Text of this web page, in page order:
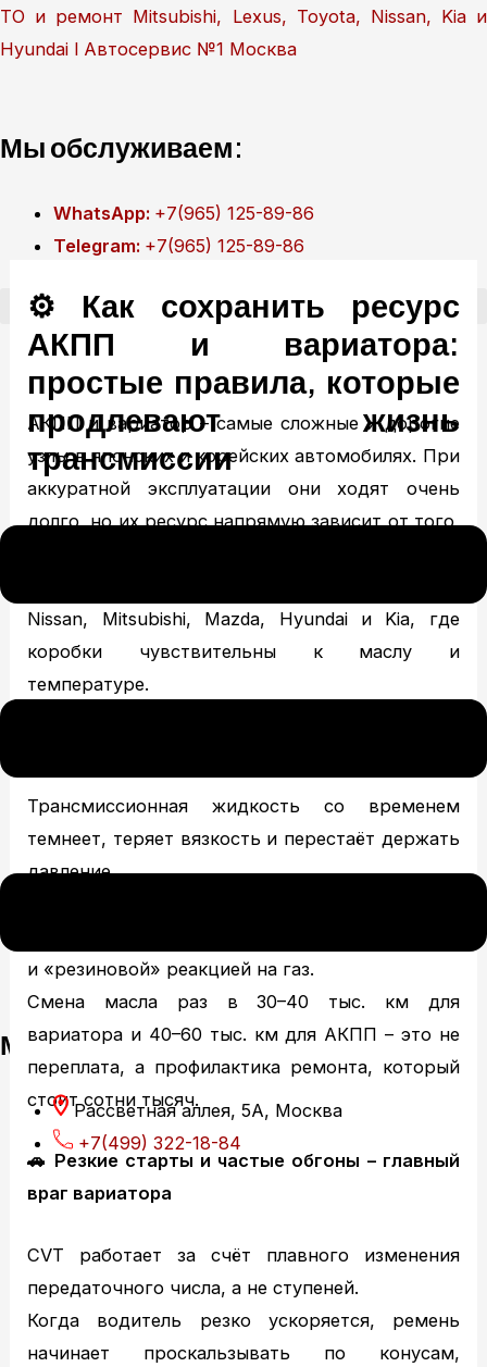
Перейти
к
ТО и ремонт Mitsubishi, Lexus, Toyota, Nissan, Kia и
Hyundai l Автосервис №1 Москва
Мы обслуживаем:
WhatsApp: +7(965) 125-89-86
Telegram: +7(965) 125-89-86
Рассветная аллея, 5А, Москва
+7(499) 322-18-84
Мы обслуживаем:
Рассветная аллея, 5А, Москва
+7(499) 322-18-84
⚙️ Как сохранить ресурс
АКПП и вариатора:
простые правила, которые
продлевают жизнь
трансмиссии
АКПП и вариатор – самые сложные и дорогие
узлы в японских и корейских автомобилях. При
аккуратной эксплуатации они ходят очень
долго, но их ресурс напрямую зависит от того,
Nissan, Mitsubishi, Mazda, Hyundai и Kia, где
коробки чувствительны к маслу и
температуре.
Трансмиссионная жидкость со временем
темнеет, теряет вязкость и перестаёт держать
давление.
и «резиновой» реакцией на газ.
Смена масла раз в 30–40 тыс. км для
вариатора и 40–60 тыс. км для АКПП – это не
переплата, а профилактика ремонта, который
стоит сотни тысяч.
🚗 Резкие старты и частые обгоны – главный
враг вариатора
CVT работает за счёт плавного изменения
передаточного числа, а не ступеней.
Когда водитель резко ускоряется, ремень
начинает проскальзывать по конусам,